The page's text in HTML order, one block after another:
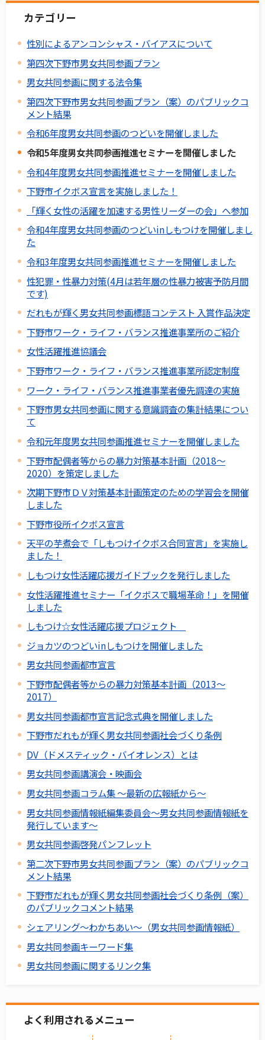
カテゴリー
性別によるアンコンシャス・バイアスについて
第四次下野市男女共同参画プラン
男女共同参画に関する法令集
第四次下野市男女共同参画プラン（案）のパブリックコ
メント結果
令和6年度男女共同参画のつどいを開催しました
令和5年度男女共同参画推進セミナーを開催しました
令和4年度男女共同参画推進セミナーを開催しました
下野市イクボス宣言を実施しました！
「輝く女性の活躍を加速する男性リーダーの会」へ参加
令和4年度男女共同参画のつどいinしもつけを開催しまし
た
令和3年度男女共同参画推進セミナーを開催しました
性犯罪・性暴力対策(4月は若年層の性暴力被害予防月間
です)
だれもが輝く男女共同参画標語コンテスト 入賞作品決定
下野市ワーク・ライフ・バランス推進事業所のご紹介
女性活躍推進協議会
下野市ワーク・ライフ・バランス推進事業所認定制度
ワーク・ライフ・バランス推進事業者優先調達の実施
下野市男女共同参画に関する意識調査の集計結果につい
て
令和元年度男女共同参画推進セミナーを開催しました
下野市配偶者等からの暴力対策基本計画（2018～
2020）を策定しました
次期下野市ＤＶ対策基本計画策定のための学習会を開催
しました
下野市役所イクボス宣言
天平の芋煮会で「しもつけイクボス合同宣言」を実施し
ました！
しもつけ女性活躍応援ガイドブックを発行しました
女性活躍推進セミナー「イクボスで職場革命！」を開催
しました
しもつけ☆女性活躍応援プロジェクト
ジョカツのつどいinしもつけを開催しました
男女共同参画都市宣言
下野市配偶者等からの暴力対策基本計画（2013～
2017）
男女共同参画都市宣言記念式典を開催しました
下野市だれもが輝く男女共同参画社会づくり条例
DV（ドメスティック・バイオレンス）とは
男女共同参画講演会・映画会
男女共同参画コラム集 ～最新の広報紙から～
男女共同参画情報紙編集委員会～男女共同参画情報紙を
発行しています～
男女共同参画啓発パンフレット
第二次下野市男女共同参画プラン（案）のパブリックコ
メント結果
下野市だれもが輝く男女共同参画社会づくり条例（案）
のパブリックコメント結果
シェアリング～わかちあい～（男女共同参画情報紙）
男女共同参画キーワード集
男女共同参画に関するリンク集
よく利用されるメニュー